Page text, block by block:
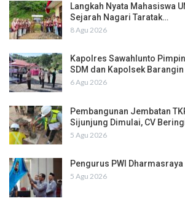
Langkah Nyata Mahasiswa
Sejarah Nagari Taratak…
8 Agu 2026
Kapolres Sawahlunto
SDM dan Kapolsek Barangin
6 Agu 2026
Pembangunan Jembatan
Sijunjung Dimulai, CV
5 Agu 2026
Pengurus PWI
5 Agu 2026